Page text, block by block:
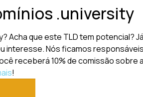
.university
Acha que este TLD tem potencial?
interesse. Nós ficamos
receberá 10% de comissão
!